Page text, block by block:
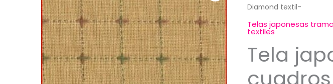
Diamond textil-
Telas japonesas
textiles
Tela
cuadros